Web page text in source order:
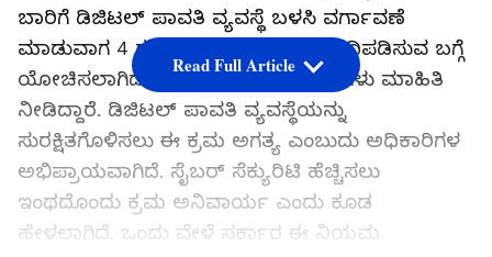
ಬಾರಿಗೆ ಡಿಜಿಟಲ್ ಪಾವತಿ ವ್ಯವಸ್ಥೆ ಬಳಸಿ ವರ್ಗಾವಣೆ
ಮಾಡುವಾಗ 4 ಗಂಟೆಗಳ ಸಮಯಾವಧಿ ನಿಗದಿಪಡಿಸುವ ಬಗ್ಗೆ
ಯೋಚಿಸಲಾಗಿದೆ ಎಂದು ಸರ್ಕಾರಿ ಅಧಿಕಾರಿಗಳು ಮಾಹಿತಿ
ನೀಡಿದ್ದಾರೆ. ಡಿಜಿಟಲ್ ಪಾವತಿ ವ್ಯವಸ್ಥೆಯನ್ನು
ಸುರಕ್ಷಿತಗೊಳಿಸಲು ಈ ಕ್ರಮ ಅಗತ್ಯ ಎಂಬುದು ಅಧಿಕಾರಿಗಳ
ಅಭಿಪ್ರಾಯವಾಗಿದೆ. ಸೈಬರ್ ಸೆಕ್ಯುರಿಟಿ ಹೆಚ್ಚಿಸಲು
ಇಂಥದೊಂದು ಕ್ರಮ ಅನಿವಾರ್ಯ ಎಂದು ಕೂಡ
ಹೇಳಲಾಗಿದೆ. ಒಂದು ವೇಳೆ ಸರ್ಕಾರ ಈ ನಿಯಮ
Read Full Article